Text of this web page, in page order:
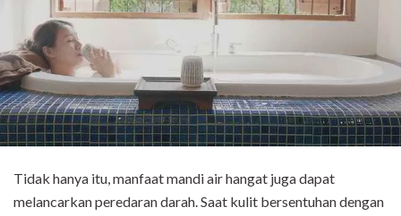
Tidak hanya itu, manfaat mandi air hangat juga dapat
melancarkan peredaran darah. Saat kulit bersentuhan dengan